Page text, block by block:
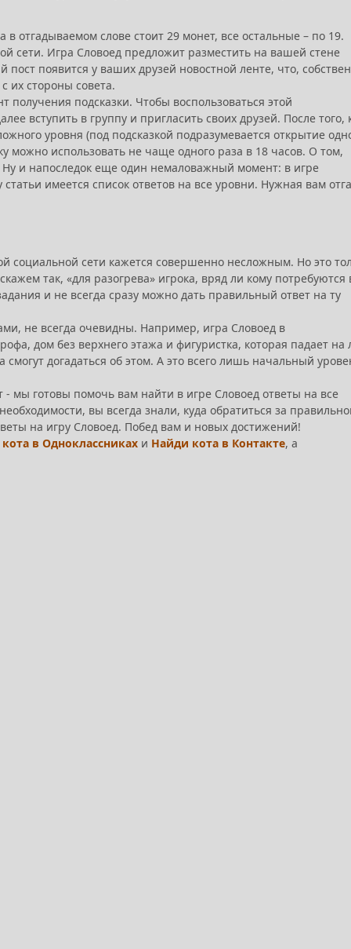
в отгадываемом слове стоит 29 монет, все остальные – по 19.
сети. Игра Словоед предложит разместить на вашей стене
появится у ваших друзей новостной ленте, что,
их стороны совета.
получения подсказки. Чтобы воспользоваться этой
вступить в группу и пригласить своих друзей. После того,
уровня (под подсказкой подразумевается открытие
можно использовать не чаще одного раза в 18 часов. О том,
и напоследок еще один немаловажный момент: в игре
имеется список ответов на все уровни. Нужная вам
социальной сети кажется совершенно несложным. Но это
так, «для разогрева» игрока, вряд ли кому потребуются
и не всегда сразу можно дать правильный ответ на ту
не всегда очевидны. Например, игра Словоед в
дом без верхнего этажа и фигуристка, которая падает на
догадаться об этом. А это всего лишь начальный
- мы готовы помочь вам найти в игре Словоед ответы на все
вы всегда знали, куда обратиться за
на игру Словоед. Побед вам и новых достижений!
в Одноклассниках и Найди кота в Контакте, а